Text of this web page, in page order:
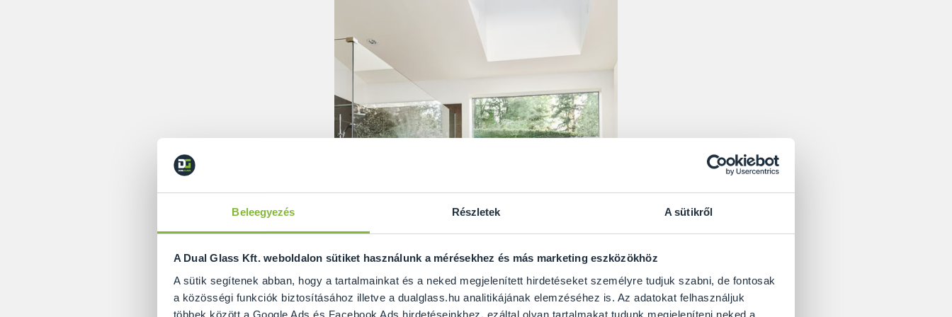
Beleegyezés Részletek A sütikről
A Dual Glass Kft. weboldalon sütiket használunk a mérésekhez és más marketing eszközökhöz
A sütik segítenek abban, hogy a tartalmainkat és a neked megjelenített hirdetéseket személyre tudjuk szabni, de fontosak
a közösségi funkciók biztosításához illetve a dualglass.hu analitikájának elemzéséhez is. Az adatokat felhasználjuk
többek között a Google Ads és Facebook Ads hirdetéseinkhez, ezáltal olyan tartalmakat tudunk megjeleníteni neked a